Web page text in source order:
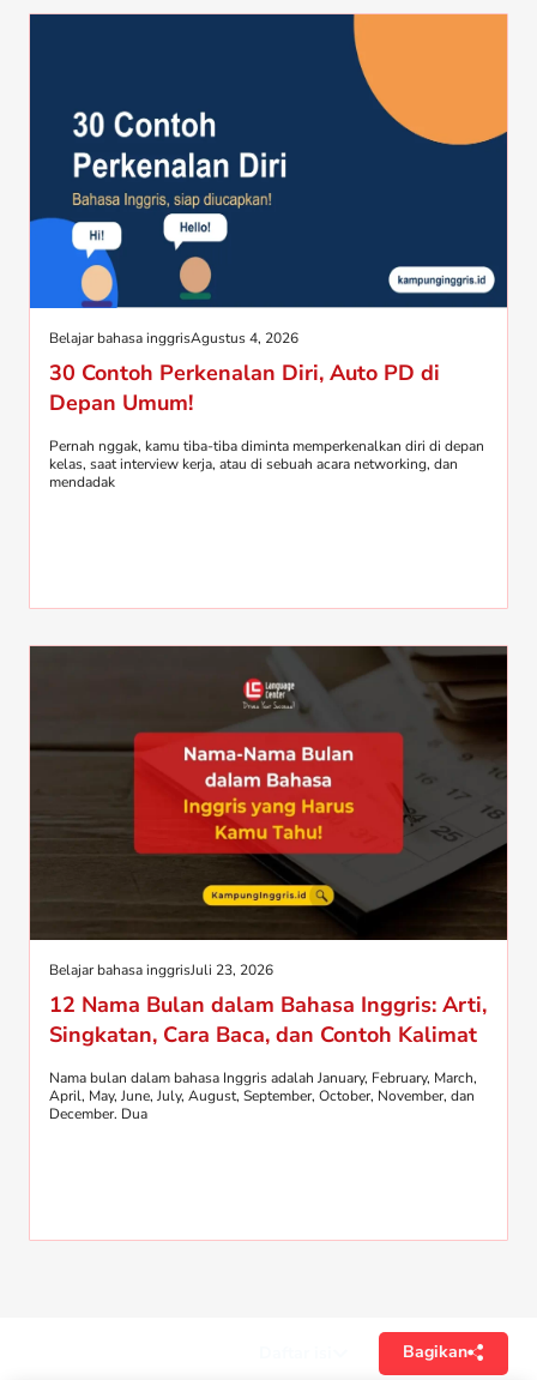
Belajar bahasa inggrisAgustus 4, 2026
30 Contoh Perkenalan Diri, Auto PD di
Depan Umum!
Pernah nggak, kamu tiba-tiba diminta memperkenalkan diri di depan
kelas, saat interview kerja, atau di sebuah acara networking, dan
mendadak
Belajar bahasa inggrisJuli 23, 2026
12 Nama Bulan dalam Bahasa Inggris: Arti,
Singkatan, Cara Baca, dan Contoh Kalimat
Nama bulan dalam bahasa Inggris adalah January, February, March,
April, May, June, July, August, September, October, November, dan
December. Dua
Bagikan